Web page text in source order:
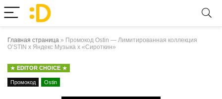
Главная страница » Промокод Ostin — Лимитированная коллекция
O’STIN х Яндекс Музыка x «Сироткин»
EDITOR CHOICE
Промокод Ostin